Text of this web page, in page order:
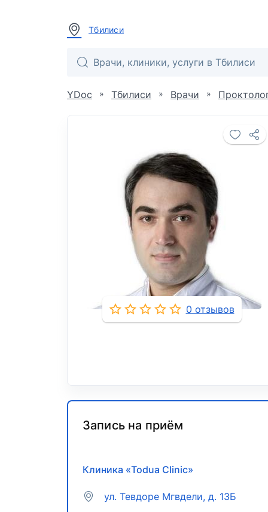
Тбилиси
YDoc » Тбилиси » Врачи »
0 отзывов
Запись на приём
Клиника «Todua Clinic»
ул. Тевдоре Мгвдели, д. 13Б